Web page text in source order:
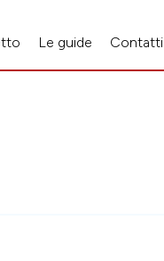
Le guide Contatti